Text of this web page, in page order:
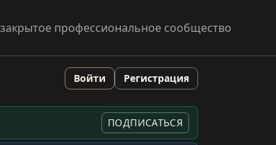
профессиональное сообщество
Войти Регистрация
ПОДПИСАТЬСЯ